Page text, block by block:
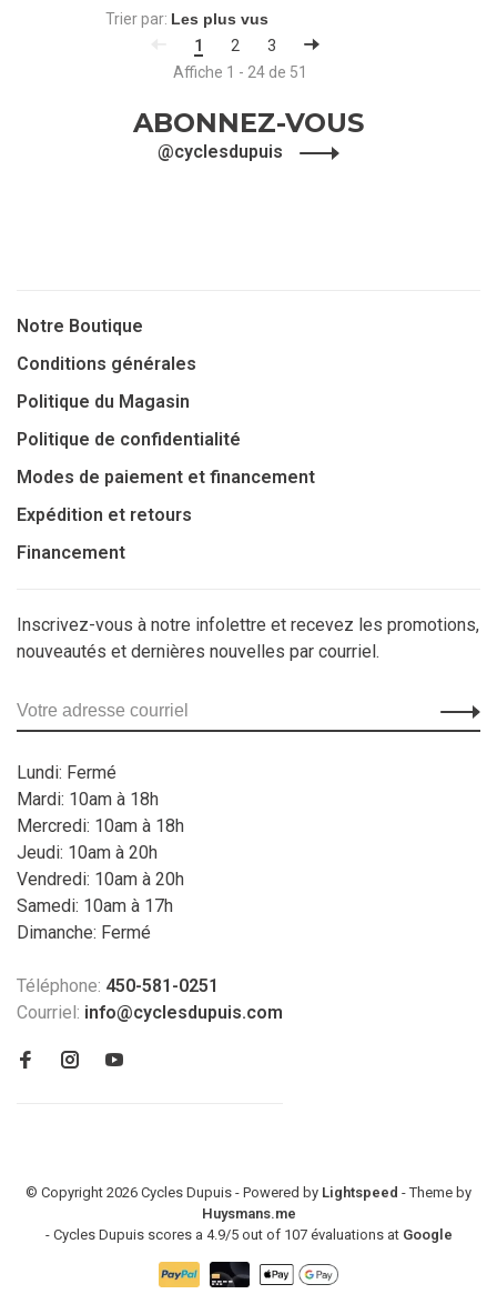
Trier par:
1
2
3
Affiche 1 - 24 de 51
ABONNEZ-VOUS
@cyclesdupuis
Notre Boutique
Conditions générales
Politique du Magasin
Politique de confidentialité
Modes de paiement et financement
Expédition et retours
Financement
Inscrivez-vous à notre infolettre et recevez les promotions,
nouveautés et dernières nouvelles par courriel.
Lundi: Fermé
Mardi: 10am à 18h
Mercredi: 10am à 18h
Jeudi: 10am à 20h
Vendredi: 10am à 20h
Samedi: 10am à 17h
Dimanche: Fermé
Téléphone: 450-581-0251
Courriel: info@cyclesdupuis.com
© Copyright 2026 Cycles Dupuis - Powered by Lightspeed - Theme by
Huysmans.me
- Cycles Dupuis scores a 4.9/5out of 107 évaluations at Google